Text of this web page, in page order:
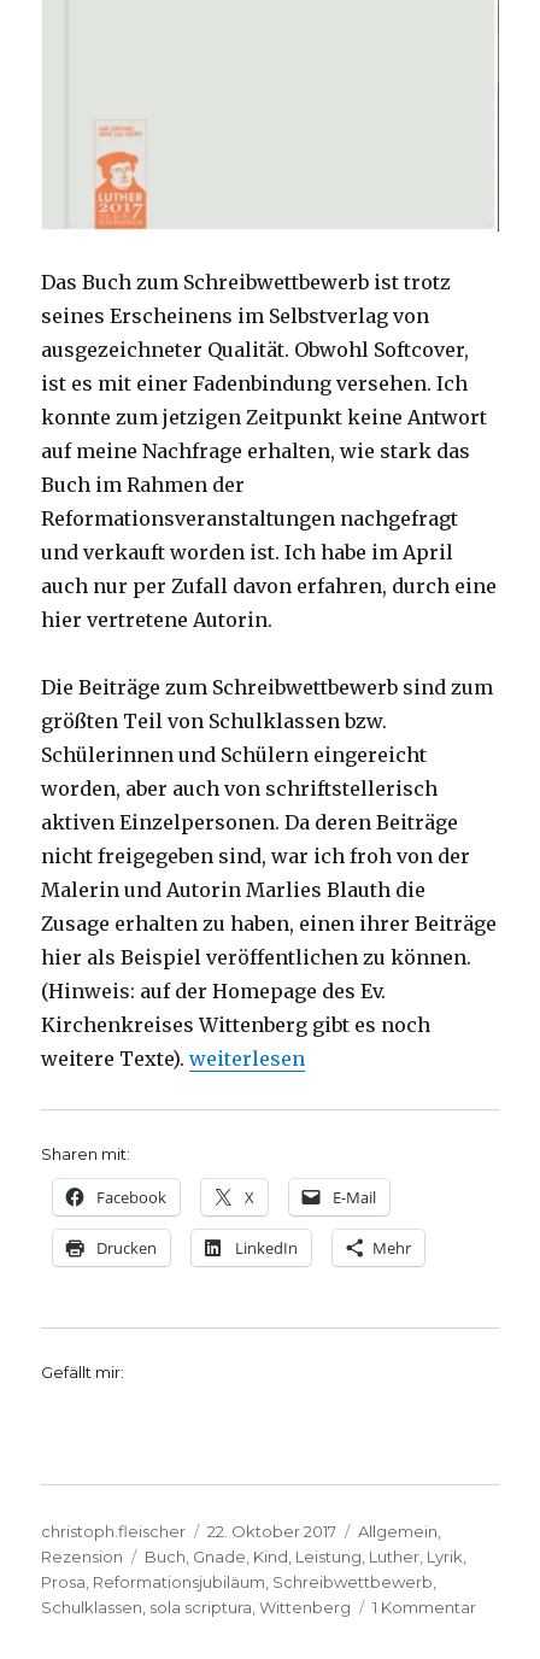
Das Buch zum Schreibwettbewerb ist trotz
seines Erscheinens im Selbstverlag von
ausgezeichneter Qualität. Obwohl Softcover,
ist es mit einer Fadenbindung versehen. Ich
konnte zum jetzigen Zeitpunkt keine Antwort
auf meine Nachfrage erhalten, wie stark das
Buch im Rahmen der
Reformationsveranstaltungen nachgefragt
und verkauft worden ist. Ich habe im April
auch nur per Zufall davon erfahren, durch eine
hier vertretene Autorin.
Die Beiträge zum Schreibwettbewerb sind zum
größten Teil von Schulklassen bzw.
Schülerinnen und Schülern eingereicht
worden, aber auch von schriftstellerisch
aktiven Einzelpersonen. Da deren Beiträge
nicht freigegeben sind, war ich froh von der
Malerin und Autorin Marlies Blauth die
Zusage erhalten zu haben, einen ihrer Beiträge
hier als Beispiel veröffentlichen zu können.
(Hinweis: auf der Homepage des Ev.
Kirchenkreises Wittenberg gibt es noch
weitere Texte).„Leistung, Luther, Gnade,
weiterlesen
Sharen mit:
Facebook X E-Mail
Drucken LinkedIn Mehr
Gefällt mir:
Autor
christoph.fleischer
Veröffentlicht
am
22. Oktober 2017 Kategorien
Allgemein
Rezension
Schlagwörter
Buch Gnade Kind Leistung Luther Lyrik
Prosa Reformationsjubiläum Schreibwettbewerb
Schulklassen sola scriptura ,Wittenberg 1 Kommentarzu